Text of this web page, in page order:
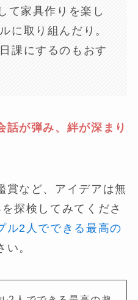
て家具作りを楽し
に取り組んだり。
課にするのもおす
話が弾み、絆が深まり
賞など、アイデアは無
探検してみてくださ
ル2人でできる最高の
い。